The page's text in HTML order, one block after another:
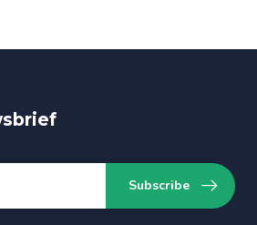
Subscribe